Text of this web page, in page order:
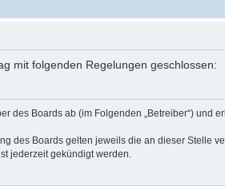
mit folgenden Regelungen geschlossen:
des Boards ab (im Folgenden „Betreiber“) und
des Boards gelten jeweils die an dieser Stelle
jederzeit gekündigt werden.